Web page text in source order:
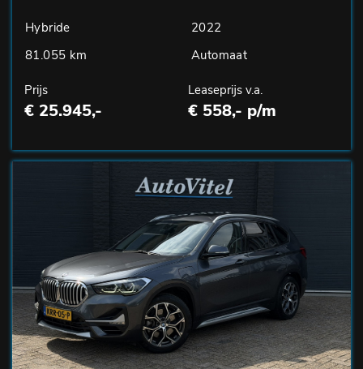
Hybride
2022
81.055 km
Automaat
Prijs
€ 25.945,-
Leaseprijs v.a.
€ 558,- p/m